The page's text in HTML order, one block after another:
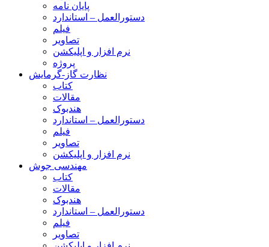
پایان نامه
دستورالعمل – استاندارد
فیلم
تصاویر
نرم افزار و اپلیکشن
پروژه
نظارت گاز-گرمایش
کتاب
مقالات
هندبوک
دستورالعمل – استاندارد
فیلم
تصاویر
نرم افزار و اپلیکشن
مهندسی جوش
کتاب
مقالات
هندبوک
دستورالعمل – استاندارد
فیلم
تصاویر